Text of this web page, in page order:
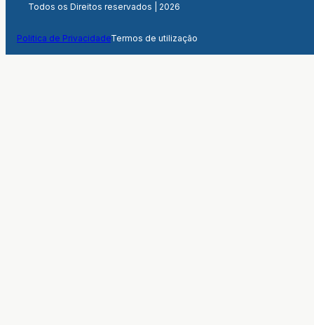
Todos os Direitos reservados | 2026
Politica de PrivacidadeTermos de utilização